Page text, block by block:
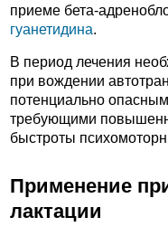
приеме бета-
гуанетидина.
В период лечения
при вождении
потенциально
требующими
быстроты
Применение
лактации